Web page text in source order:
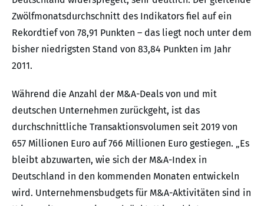
Zwölfmonatsdurchschnitt des Indikators fiel auf ein
Rekordtief von 78,91 Punkten – das liegt noch unter dem
bisher niedrigsten Stand von 83,84 Punkten im Jahr
2011.
Während die Anzahl der M&A-Deals von und mit
deutschen Unternehmen zurückgeht, ist das
durchschnittliche Transaktionsvolumen seit 2019 von
657 Millionen Euro auf 766 Millionen Euro gestiegen. „Es
bleibt abzuwarten, wie sich der M&A-Index in
Deutschland in den kommenden Monaten entwickeln
wird. Unternehmensbudgets für M&A-Aktivitäten sind in